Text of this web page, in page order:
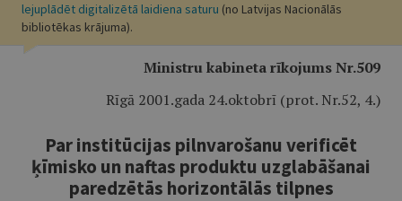
lejuplādēt digitalizētā laidiena saturu (no Latvijas Nacionālās
bibliotēkas krājuma).
Ministru kabineta rīkojums Nr.509
Rīgā 2001.gada 24.oktobrī (prot. Nr.52, 4.)
Par institūcijas pilnvarošanu verificēt
ķīmisko un naftas produktu uzglabāšanai
paredzētās horizontālās tilpnes